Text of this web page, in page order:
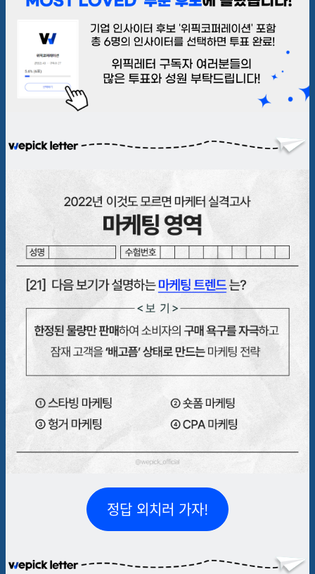
정답 외치러 가자!